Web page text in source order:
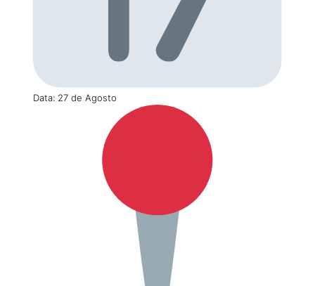
Data: 27 de Agosto